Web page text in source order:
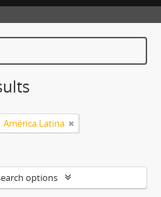
América Latina
options